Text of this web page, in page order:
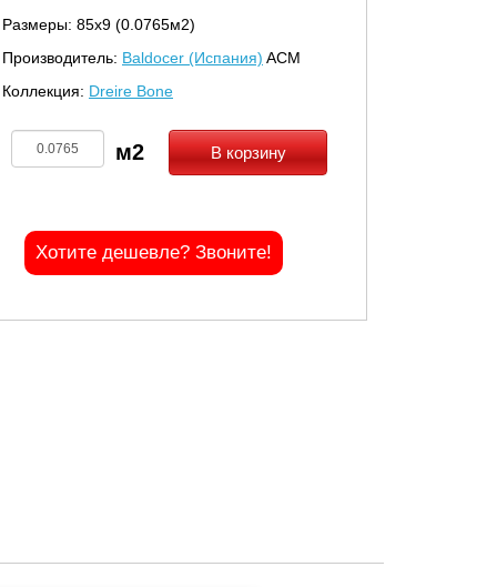
Размеры: 85х9 (0.0765м2)
Производитель: Baldocer (Испания) ACM
Коллекция: Dreire Bone
В корзину
Хотите дешевле? Звоните!